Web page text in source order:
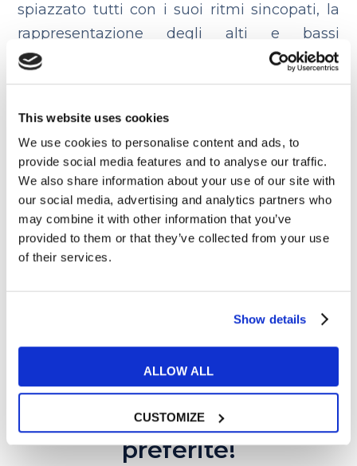
This website uses cookies
We use cookies to personalise content and ads, to
provide social media features and to analyse our traffic.
We also share information about your use of our site with
our social media, advertising and analytics partners who
may combine it with other information that you’ve
provided to them or that they’ve collected from your use
of their services.
Show details
ALLOW ALL
CUSTOMIZE
spiazzato tutti con i suoi ritmi sincopati, la
rappresentazione degli alti e bassi
dell’adolescenza, il suo personaggio
curiosamente insolito. Se ti sembra tutto
Impara l’inglese
ascoltando le tue canzoni
preferite!